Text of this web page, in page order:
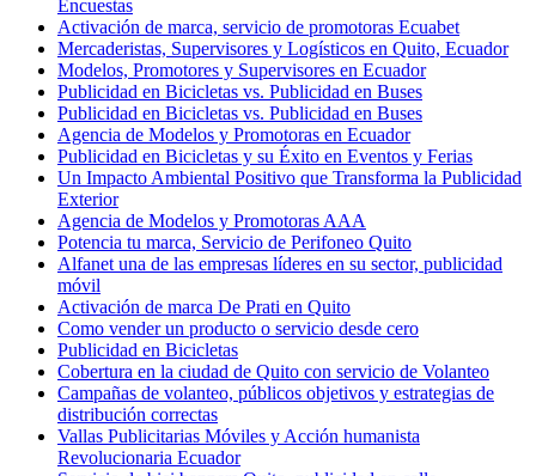
Encuestas
Activación de marca, servicio de promotoras Ecuabet
Mercaderistas, Supervisores y Logísticos en Quito, Ecuador
Modelos, Promotores y Supervisores en Ecuador
Publicidad en Bicicletas vs. Publicidad en Buses
Publicidad en Bicicletas vs. Publicidad en Buses
Agencia de Modelos y Promotoras en Ecuador
Publicidad en Bicicletas y su Éxito en Eventos y Ferias
Un Impacto Ambiental Positivo que Transforma la Publicidad
Exterior
Agencia de Modelos y Promotoras AAA
Potencia tu marca, Servicio de Perifoneo Quito
Alfanet una de las empresas líderes en su sector, publicidad
móvil
Activación de marca De Prati en Quito
Como vender un producto o servicio desde cero
Publicidad en Bicicletas
Cobertura en la ciudad de Quito con servicio de Volanteo
Campañas de volanteo, públicos objetivos y estrategias de
distribución correctas
Vallas Publicitarias Móviles y Acción humanista
Revolucionaria Ecuador